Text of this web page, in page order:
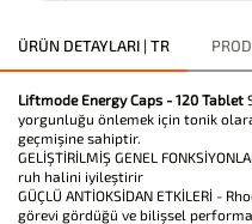
ÜRÜN DETAYLARI | TR
Liftmode Energy Caps - 120 Tablet
yorgunluğu önlemek için tonik
geçmişine sahiptir.
GELİŞTİRİLMİŞ GENEL
ruh halini iyileştirir
GÜÇLÜ ANTİOKSİDAN ETKİLERİ -
görevi gördüğü ve bilişsel